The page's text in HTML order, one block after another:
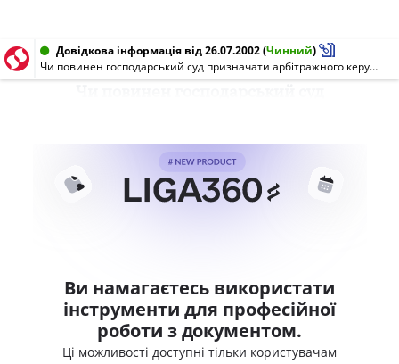
Довідкова інформація від 26.07.2002(Чинний)
Чи повинен господарський суд призначати арбітражного керуючого виключно з числа кандидатур, запропонованих державним органом з питань банкрутства?
Ви намагаєтесь використати
інструменти для професійної
роботи з документом.
Ці можливості доступні тільки користувачам